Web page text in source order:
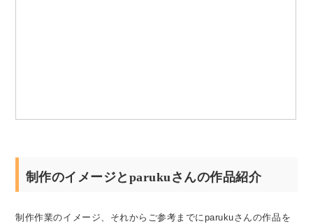
制作のイメージとparukuさんの作品紹介
制作作業のイメージ、それからご参考までにparukuさんの作品を